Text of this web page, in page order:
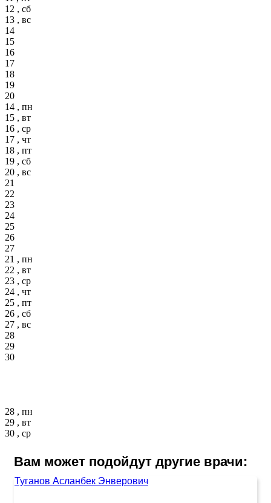
12 , сб
13 , вс
14
15
16
17
18
19
20
14 , пн
15 , вт
16 , ср
17 , чт
18 , пт
19 , сб
20 , вс
21
22
23
24
25
26
27
21 , пн
22 , вт
23 , ср
24 , чт
25 , пт
26 , сб
27 , вс
28
29
30
28 , пн
29 , вт
30 , ср
Вам может подойдут другие врачи:
Туганов Асланбек Энверович